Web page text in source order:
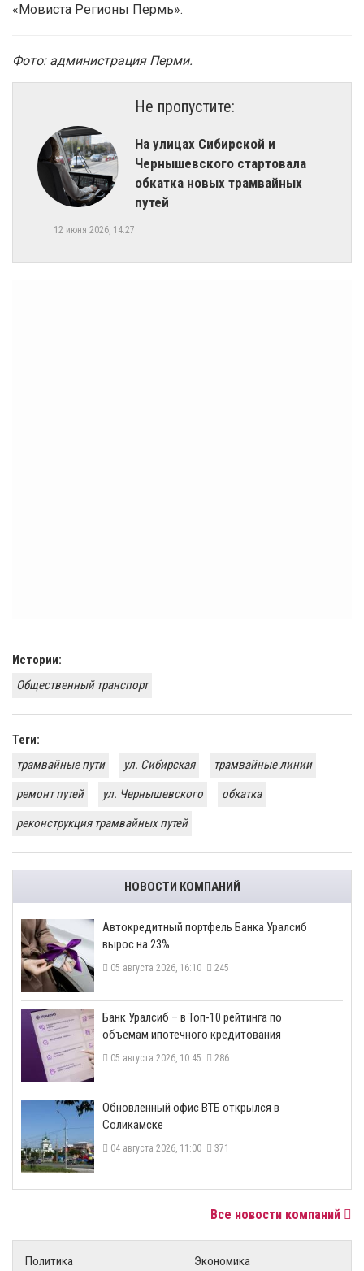
«Мовиста Регионы Пермь».
Фото: администрация Перми.
Не пропустите:
На улицах Сибирской и
Чернышевского стартовала
обкатка новых трамвайных
путей
12 июня 2026, 14:27
Истории:
Общественный транспорт
Теги:
трамвайные пути
ул. Сибирская
трамвайные линии
ремонт путей
ул. Чернышевского
обкатка
реконструкция трамвайных путей
НОВОСТИ КОМПАНИЙ
​Автокредитный портфель Банка Уралсиб
вырос на 23%
05 августа 2026, 16:10 245
​Банк Уралсиб – в Топ-10 рейтинга по
объемам ипотечного кредитования
05 августа 2026, 10:45 286
​Обновленный офис ВТБ открылся в
Соликамске
04 августа 2026, 11:00 371
Все новости компаний
Политика
Экономика